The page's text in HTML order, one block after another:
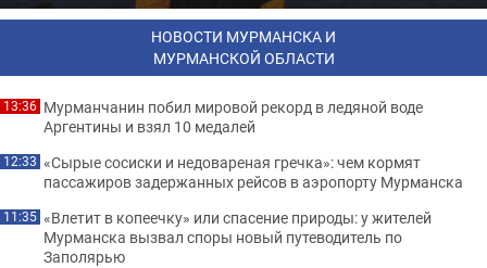
НОВОСТИ МУРМАНСКА И
МУРМАНСКОЙ ОБЛАСТИ
13:36 Мурманчанин побил мировой рекорд в ледяной воде
Аргентины и взял 10 медалей
12:33 «Сырые сосиски и недовареная гречка»: чем кормят
пассажиров задержанных рейсов в аэропорту Мурманска
11:35 «Влетит в копеечку» или спасение природы: у жителей
Мурманска вызвал споры новый путеводитель по
Заполярью